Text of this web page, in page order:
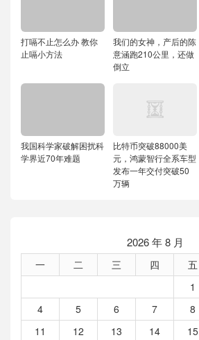
打嗝不止怎么办 教你
止嗝小方法
我们的女神，产后的陈
意涵跑210公里，还做
倒立
我国科学家破解困扰科
学界近70年难题
比特币突破88000美
元，鸿蒙智行全系车型
发布一年交付突破50
万辆
2026 年 8 月
一 二 三 四 五
1
4
5 6 7 8
11
12 13 14 15